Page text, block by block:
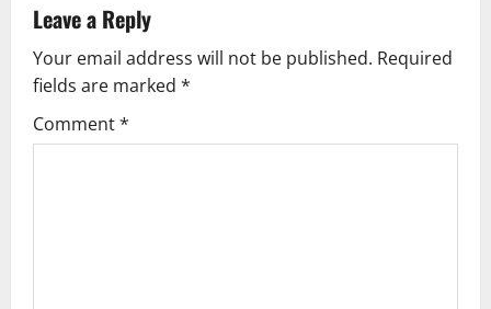
v
i
g
Leave a Reply
Your email address will not be published. Required
fields are marked *
Comment*